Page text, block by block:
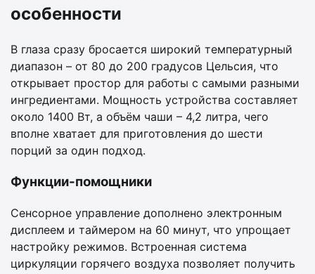
особенности
В глаза сразу бросается широкий температурный
диапазон – от 80 до 200 градусов Цельсия, что
открывает простор для работы с самыми разными
ингредиентами. Мощность устройства составляет
около 1400 Вт, а объём чаши – 4,2 литра, чего
вполне хватает для приготовления до шести
порций за один подход.
Функции-помощники
Сенсорное управление дополнено электронным
дисплеем и таймером на 60 минут, что упрощает
настройку режимов. Встроенная система
циркуляции горячего воздуха позволяет получить